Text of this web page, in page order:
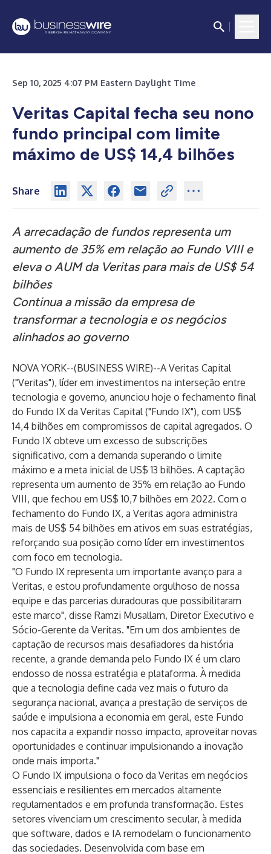
Sep 10, 2025 4:07 PM Eastern Daylight Time
Veritas Capital fecha seu nono
fundo principal com limite
máximo de US$ 14,4 bilhões
Share
A arrecadação de fundos representa um
aumento de 35% em relação ao Fundo VIII e
eleva o AUM da Veritas para mais de US$ 54
bilhões
Continua a missão da empresa de
transformar a tecnologia e os negócios
alinhados ao governo
NOVA YORK--(BUSINESS WIRE)--A Veritas Capital
("Veritas"), líder em investimentos na interseção entre
tecnologia e governo, anunciou hoje o fechamento final
do Fundo IX da Veritas Capital ("Fundo IX"), com US$
14,4 bilhões em compromissos de capital agregados. O
Fundo IX obteve um excesso de subscrições
significativo, com a demanda superando o limite
máximo e a meta inicial de US$ 13 bilhões. A captação
representa um aumento de 35% em relação ao Fundo
VIII, que fechou em US$ 10,7 bilhões em 2022. Com o
fechamento do Fundo IX, a Veritas agora administra
mais de US$ 54 bilhões em ativos em suas estratégias,
reforçando sua posição como líder em investimentos
com foco em tecnologia.
"O Fundo IX representa um importante avanço para a
Veritas, e estou profundamente orgulhoso de nossa
equipe e das parcerias duradouras que possibilitaram
este marco", disse Ramzi Musallam, Diretor Executivo e
Sócio-Gerente da Veritas. "Em um dos ambientes de
captação de recursos mais desafiadores da história
recente, a grande demanda pelo Fundo IX é um claro
endosso de nossa estratégia e plataforma. À medida
que a tecnologia define cada vez mais o futuro da
segurança nacional, avança a prestação de serviços de
saúde e impulsiona a economia em geral, este Fundo
nos capacita a expandir nosso impacto, aproveitar novas
oportunidades e continuar impulsionando a inovação
onde mais importa."
O Fundo IX impulsiona o foco da Veritas em negócios
essenciais e resilientes em mercados altamente
regulamentados e em profunda transformação. Estes
setores vivenciam um crescimento secular, à medida
que software, dados e IA remodelam o funcionamento
das sociedades. Desenvolvida com base em